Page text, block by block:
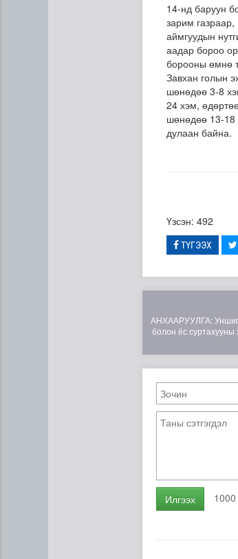
Ирэх 10
14-нд баруун
зарим
аймгуудын
аадар бороо
борооны өмнө
Завхан голын
шөнөдөө 3-8
24 хэм,
шөнөдөө 13-18
дулаан байна.
Үзсэн: 492
ТҮГЭЭХ
АНХААРУУЛГА:
болон ёс суртахууны
Илгээх 1000